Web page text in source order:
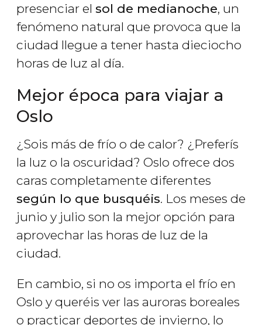
presenciar el sol de medianoche, un
fenómeno natural que provoca que la
ciudad llegue a tener hasta dieciocho
horas de luz al día.
Mejor época para viajar a
Oslo
¿Sois más de frío o de calor? ¿Preferís
la luz o la oscuridad? Oslo ofrece dos
caras completamente diferentes
según lo que busquéis. Los meses de
junio y julio son la mejor opción para
aprovechar las horas de luz de la
ciudad.
En cambio, si no os importa el frío en
Oslo y queréis ver las auroras boreales
o practicar deportes de invierno, lo